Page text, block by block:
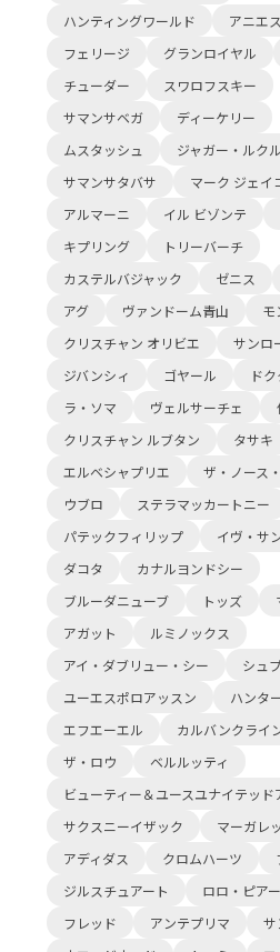
ハンティングワールド
アニエ
フェリージ
グランロイヤル
チューダー
スワロフスキー
サマンサベガ
ディーケリー
ムスタッシュ
ジャガー・ルク
サマンサタバサ
マーク ジェイ
アルマーニ
イル ビゾンテ
キプリング
トリーバーチ
カステルバジャック
ゼニス
アグ
ヴァンドーム青山
モ
クリスチャン オリビエ
サンロ
ジバンシィ
ゴヤール
ド
ラ・ソマ
ヴェルサーチェ
クリスチャン ルブタン
タサキ
エルベシャプリエ
ザ・ノース
ウブロ
ステラマッカートニー
パテックフィリップ
イヴ・サ
ダコタ
カナルヨンドシー
ブルーダニューブ
トッズ
アガット
ルミノックス
アイ・ダブリュー・シー
シュ
ユーエスポロアッスン
ハンタ
エフエーエル
カルバンクライ
ザ・ロウ
ベルルッティ
ビューティー＆ユースユナイテッド
サクスニーイザック
マーガレ
アディダス
クロムハーツ
ジルスチュアート
ロロ・ピア
フレッド
アンテプリマ
サ